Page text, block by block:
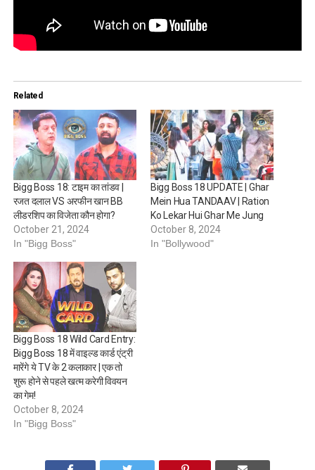
Related
Bigg Boss 18: टाइम का तांडव |
रजत दलाल VS अरफीन खान BB
लीडरशिप का विजेता कौन होगा?
October 21, 2024
In "Bigg Boss"
Bigg Boss 18 UPDATE | Ghar
Mein Hua TANDAAV | Ration
Ko Lekar Hui Ghar Me Jung
October 8, 2024
In "Bollywood"
Bigg Boss 18 Wild Card Entry:
Bigg Boss 18 में वाइल्ड कार्ड एंट्री
मारेंगे ये TV के 2 कलाकार | एक तो
शुरू होने से पहले खत्म करेगी विवयन
का गेम!
October 8, 2024
In "Bigg Boss"